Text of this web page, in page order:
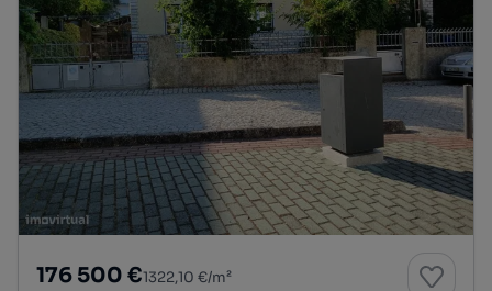
176 500 €1322,10 €/m²